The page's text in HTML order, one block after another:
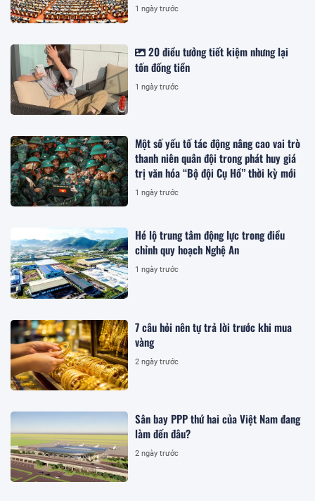
1 ngày trước
20 điều tưởng tiết kiệm nhưng lại
tốn đống tiền
1 ngày trước
Một số yếu tố tác động nâng cao vai trò
thanh niên quân đội trong phát huy giá
trị văn hóa “Bộ đội Cụ Hồ” thời kỳ mới
1 ngày trước
Hé lộ trung tâm động lực trong điều
chỉnh quy hoạch Nghệ An
1 ngày trước
7 câu hỏi nên tự trả lời trước khi mua
vàng
2 ngày trước
Sân bay PPP thứ hai của Việt Nam đang
làm đến đâu?
2 ngày trước